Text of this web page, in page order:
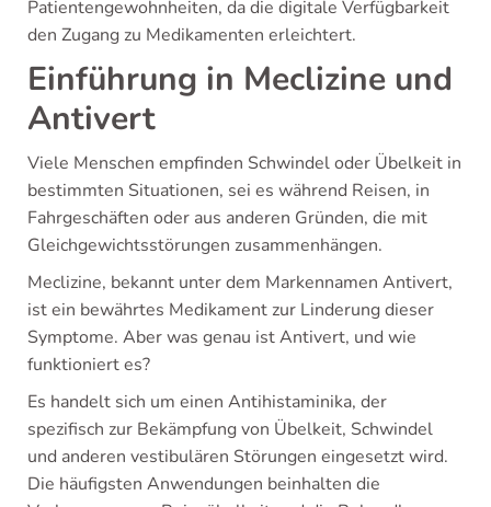
Patientengewohnheiten, da die digitale Verfügbarkeit
den Zugang zu Medikamenten erleichtert.
Einführung in Meclizine und
Antivert
Viele Menschen empfinden Schwindel oder Übelkeit in
bestimmten Situationen, sei es während Reisen, in
Fahrgeschäften oder aus anderen Gründen, die mit
Gleichgewichtsstörungen zusammenhängen.
Meclizine, bekannt unter dem Markennamen Antivert,
ist ein bewährtes Medikament zur Linderung dieser
Symptome. Aber was genau ist Antivert, und wie
funktioniert es?
Es handelt sich um einen Antihistaminika, der
spezifisch zur Bekämpfung von Übelkeit, Schwindel
und anderen vestibulären Störungen eingesetzt wird.
Die häufigsten Anwendungen beinhalten die